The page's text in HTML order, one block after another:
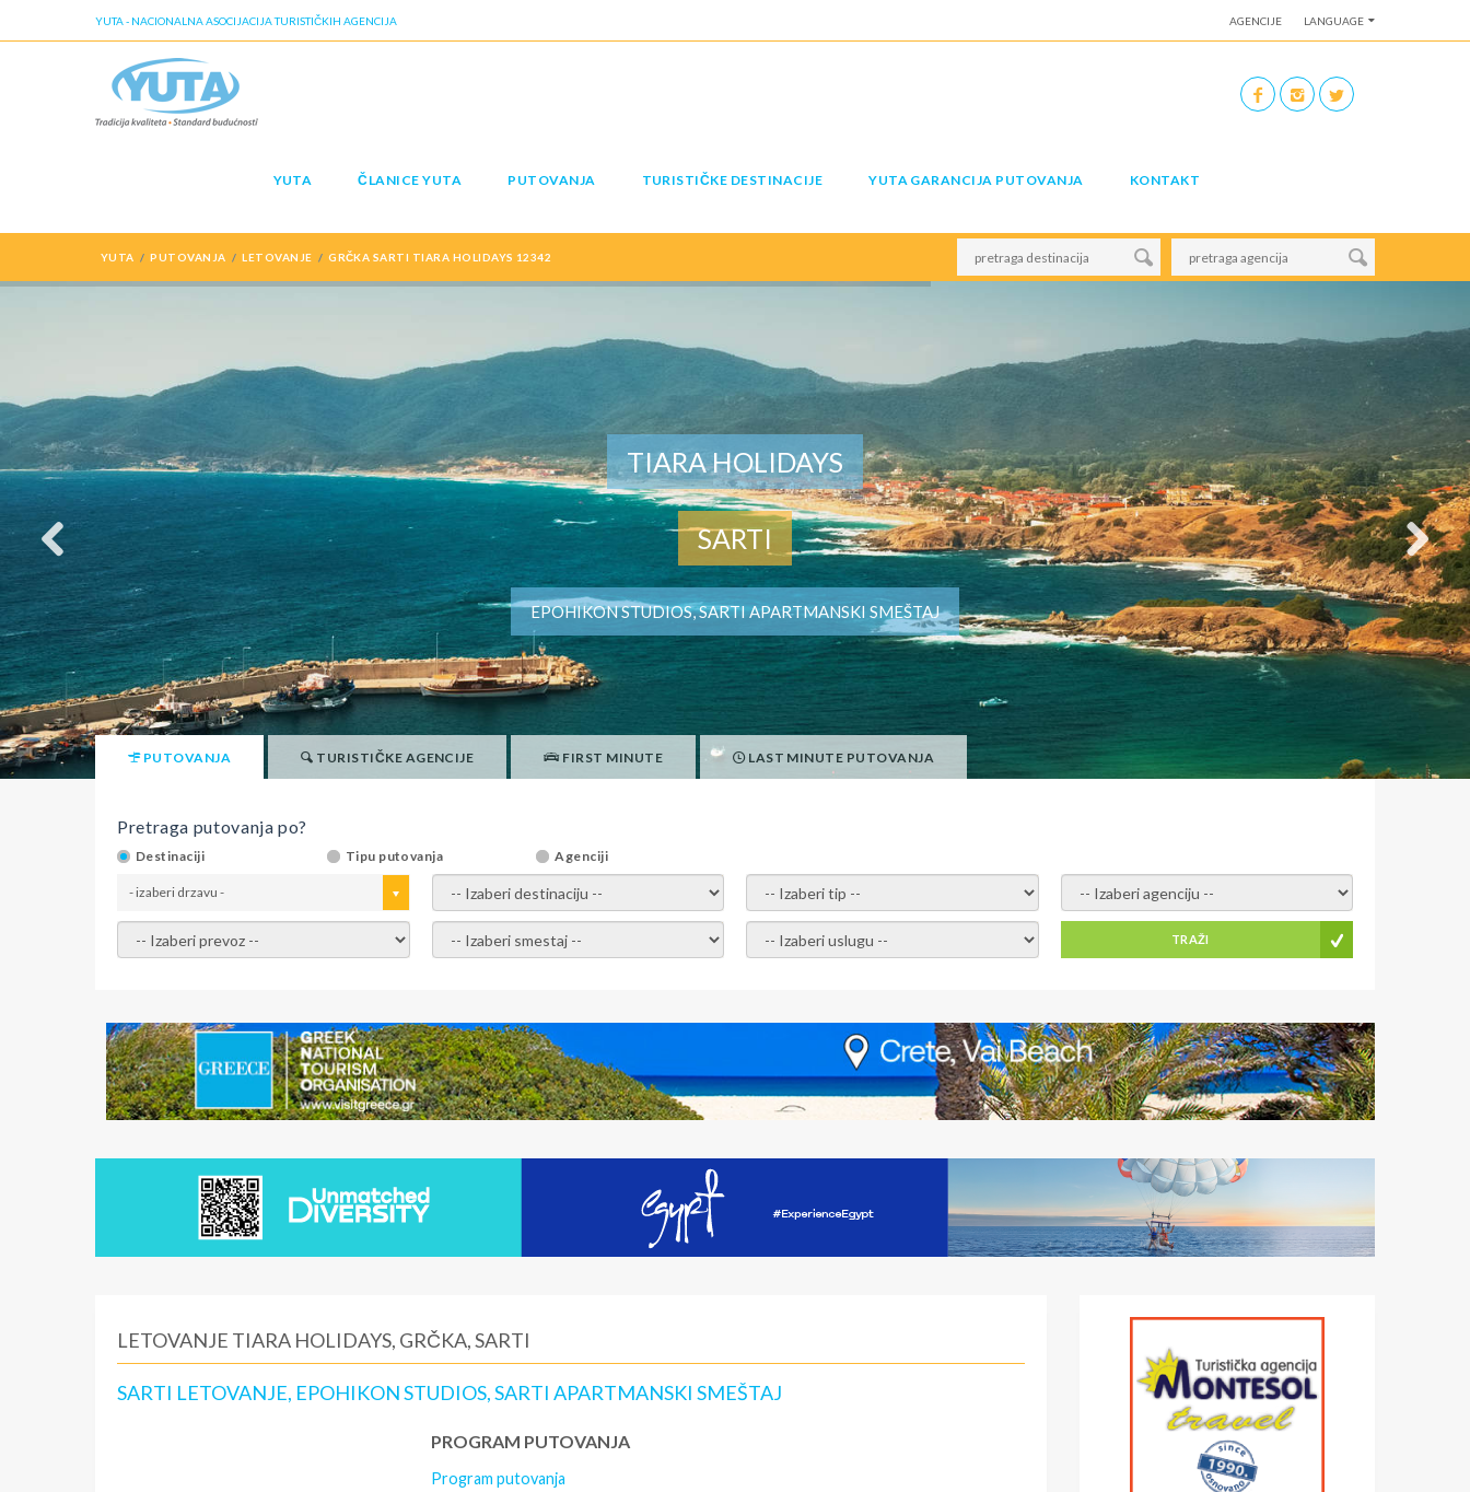
AGENCIJE LANGUAGE
YUTA - NACIONALNA ASOCIJACIJA TURISTIČKIH AGENCIJA
YUTA ČLANICE YUTA PUTOVANJA TURISTIČKE DESTINACIJE YUTA GARANCIJA PUTOVANJA KONTAKT
YUTA PUTOVANJA LETOVANJE GRČKA SARTI TIARA HOLIDAYS 12342
TIARA HOLIDAYS
SARTI
EPOHIKON STUDIOS, SARTI APARTMANSKI SMEŠTAJ
PUTOVANJA TURISTIČKE AGENCIJE FIRST MINUTE LAST MINUTE PUTOVANJA
Pretraga putovanja po?
Destinaciji Tipu putovanja Agenciji
- izaberi drzavu - - izaberi destinaciju - - izaberi tip - - izaberi agenciju -
- izaberi prevoz - - Izaberite smestaj - - Izaberite uslugu - TRAŽI
LETOVANJE TIARA HOLIDAYS, GRČKA, SARTI
SARTI LETOVANJE, EPOHIKON STUDIOS, SARTI APARTMANSKI SMEŠTAJ
PROGRAM PUTOVANJA
Program putovanja